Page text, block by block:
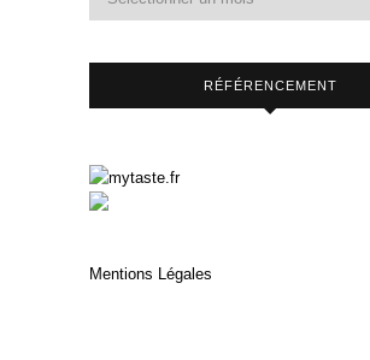
RÉFÉRENCEMENT
Mentions Légales